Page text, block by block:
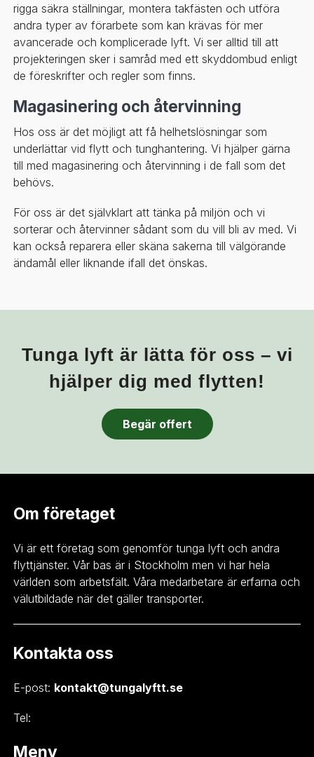
rigga säkra ställningar, montera takfästen och utföra
andra typer av förarbete som kan krävas för mer
avancerade och komplicerade lyft. Vi ser alltid till att
projekteringen sker i samråd med ett skyddombud enligt
de föreskrifter och regler som finns.
Magasinering och återvinning
Hos oss är det möjligt att få helhetslösningar som
underlättar vid flytt och tunghantering. Vi hjälper gärna
till med magasinering och återvinning i de fall som det
behövs.
För oss är det självklart att tänka på miljön och vi
sorterar och återvinner sådant som du vill bli av med. Vi
kan också reparera eller skäna sakerna till välgörande
ändamål eller liknande ifall det önskas.
Tunga lyft är lätta för oss – vi
hjälper dig med flytten!
Begär offert
Om företaget
Vi är ett företag som genomför tunga lyft och andra
flyttjänster. Vår bas är i Stockholm men vi har hela
världen som arbetsfält. Våra medarbetare är erfarna och
välutbildade när det gäller transporter.
Kontakta oss
E-post: kontakt@tungalyftt.se
Tel:
Meny